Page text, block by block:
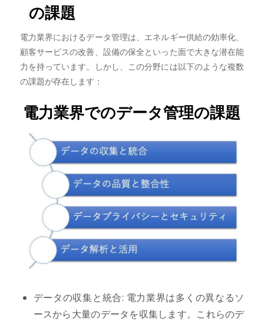
の課題
電力業界におけるデータ管理は、エネルギー供給の効率化、
顧客サービスの改善、設備の保全といった面で大きな潜在能
力を持っています。しかし、この分野には以下のような複数
の課題が存在します：
電力業界でのデータ管理の課題
データの収集と統合: 電力業界は多くの異なるソ
ースから大量のデータを収集します。これらのデ